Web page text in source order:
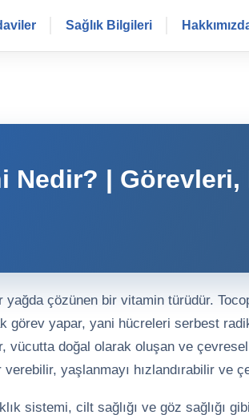
Sağlık Bilgileri
Nedir? |
yağda çözünen bir vitamin türüdür.
görev yapar, yani hücreleri serbest
vücutta doğal olarak oluşan ve
yaşlanmayı hızlandırabilir ve
sistemi, cilt sağlığı ve göz sağlığı